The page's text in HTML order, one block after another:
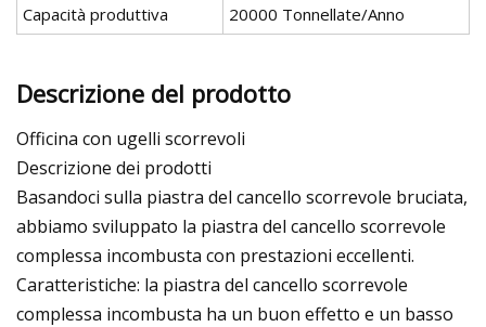
Capacità produttiva 20000 Tonnellate/Anno
Descrizione del prodotto
Officina con ugelli scorrevoli
Descrizione dei prodotti
Basandoci sulla piastra del cancello scorrevole bruciata,
abbiamo sviluppato la piastra del cancello scorrevole
complessa incombusta con prestazioni eccellenti.
Caratteristiche: la piastra del cancello scorrevole
complessa incombusta ha un buon effetto e un basso